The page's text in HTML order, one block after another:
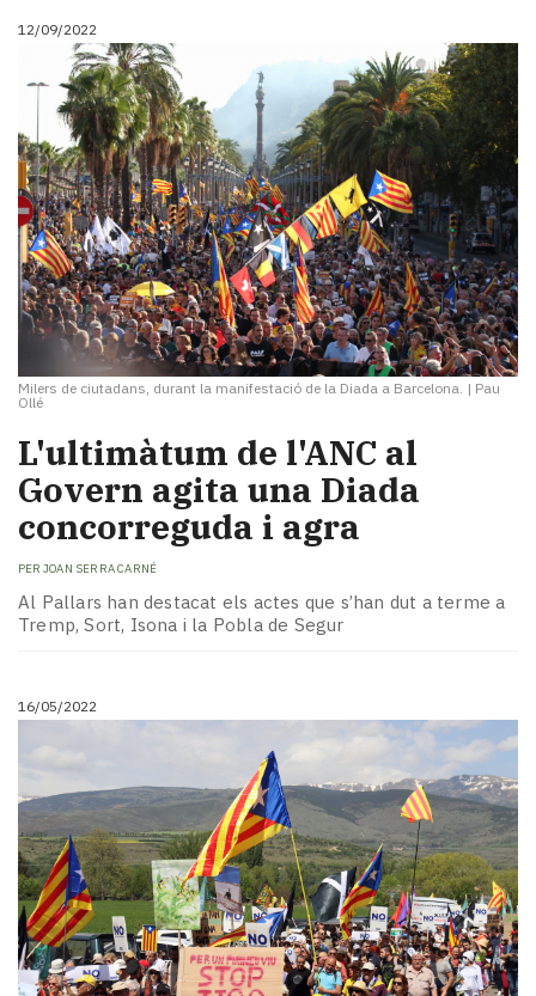
12/09/2022
Milers de ciutadans, durant la manifestació de la Diada a Barcelona. | Pau
Ollé
L'ultimàtum de l'ANC al
Govern agita una Diada
concorreguda i agra
PER JOAN SERRA CARNÉ
Al Pallars han destacat els actes que s’han dut a terme a
Tremp, Sort, Isona i la Pobla de Segur
16/05/2022